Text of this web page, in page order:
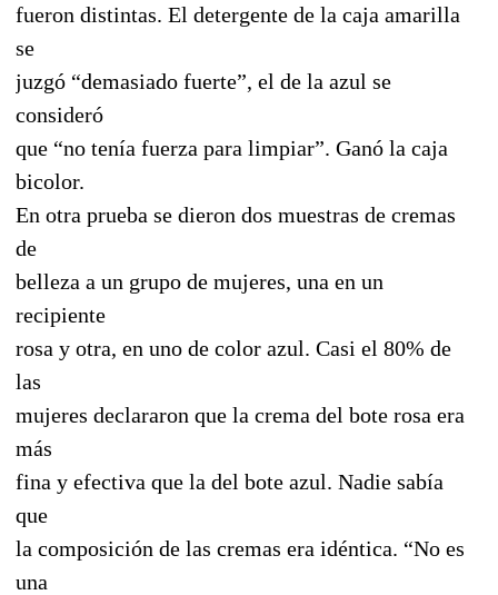
fueron distintas. El detergente de la caja amarilla
se
juzgó “demasiado fuerte”, el de la azul se
consideró
que “no tenía fuerza para limpiar”. Ganó la caja
bicolor.
En otra prueba se dieron dos muestras de cremas
de
belleza a un grupo de mujeres, una en un
recipiente
rosa y otra, en uno de color azul. Casi el 80% de
las
mujeres declararon que la crema del bote rosa era
más
fina y efectiva que la del bote azul. Nadie sabía
que
la composición de las cremas era idéntica. “No es
una